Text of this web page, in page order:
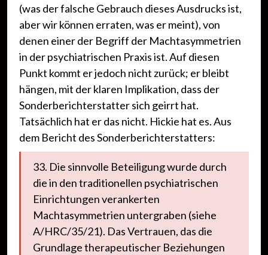
(was der falsche Gebrauch dieses Ausdrucks ist,
aber wir können erraten, was er meint), von
denen einer der Begriff der Machtasymmetrien
in der psychiatrischen Praxis ist. Auf diesen
Punkt kommt er jedoch nicht zurück; er bleibt
hängen, mit der klaren Implikation, dass der
Sonderberichterstatter sich geirrt hat.
Tatsächlich hat er das nicht. Hickie hat es. Aus
dem Bericht des Sonderberichterstatters:
33. Die sinnvolle Beteiligung wurde durch
die in den traditionellen psychiatrischen
Einrichtungen verankerten
Machtasymmetrien untergraben (siehe
A/HRC/35/21). Das Vertrauen, das die
Grundlage therapeutischer Beziehungen